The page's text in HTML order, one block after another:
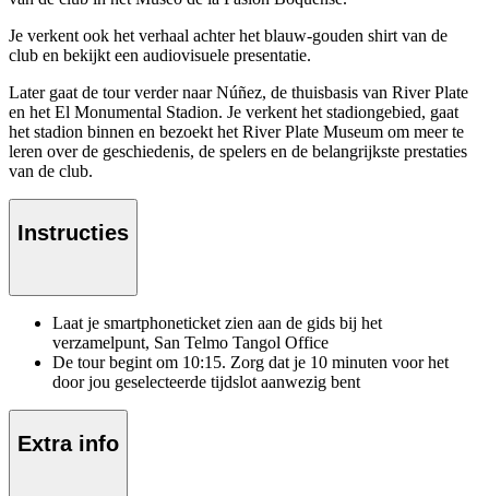
Je verkent ook het verhaal achter het blauw-gouden shirt van de
club en bekijkt een audiovisuele presentatie.
Later gaat de tour verder naar Núñez, de thuisbasis van River Plate
en het El Monumental Stadion. Je verkent het stadiongebied, gaat
het stadion binnen en bezoekt het River Plate Museum om meer te
leren over de geschiedenis, de spelers en de belangrijkste prestaties
van de club.
Instructies
Laat je smartphoneticket zien aan de gids bij het
verzamelpunt, San Telmo Tangol Office
De tour begint om 10:15. Zorg dat je 10 minuten voor het
door jou geselecteerde tijdslot aanwezig bent
Extra info